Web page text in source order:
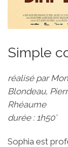
Simple
réalisé par
Blondeau,
Rhéaume
durée : 1h50’
Sophia est